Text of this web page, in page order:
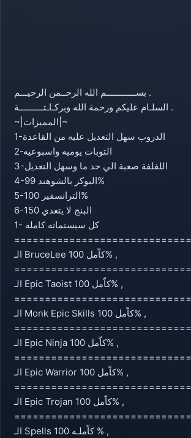
بســــــــــــم الله الرحــمن الرحيـــم .
السلـام عليكم ورحمة الله وبركـاـتــــــــــة .
~|المميزات|~
1-الدروب سهل التعديل عليه من القاعدة
2-التوبات يوميه واسبوعيه
3-اللفلفة صعبة الي حد ما وسهل التعديل
4-البوكر بالشوهند 99%
5-الترانسفير 100%
6-البنج لا يتعدي 150
1- كل سيستماته كامله
الـ BruceLee كاّمل 100% ,
الـ Epic Taoist كاّمل 100% ,
الـ Monk Epic Skills كاّمل 100% ,
الـ Epic Ninja كاّمل 100% ,
الـ Epic Warrior كاّمل 100% ,
الـ Epic Trojan كاّمل 100% ,
الـ Spells كاّملـه 100 % ,